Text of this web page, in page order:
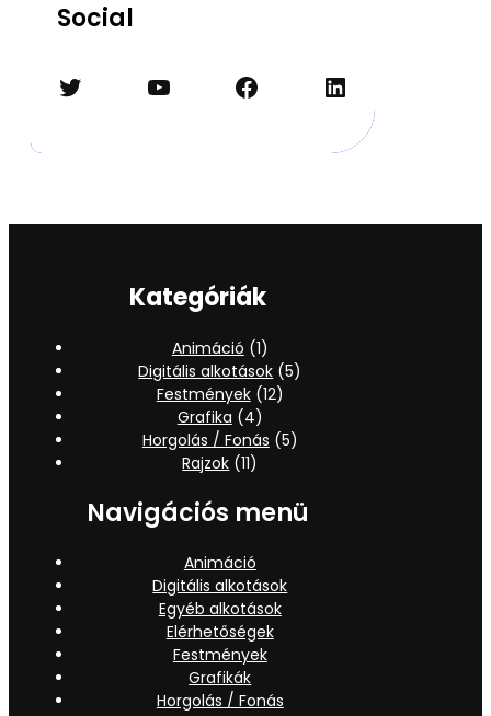
Social
Twitter YouTube Facebook LinkedIn
Kategóriák
Animáció (1)
Digitális alkotások (5)
Festmények(12)
Grafika (4)
Horgolás / Fonás (5)
Rajzok (11)
Navigációs menü
Animáció
Digitális alkotások
Egyéb alkotások
Elérhetőségek
Festmények
Grafikák
Horgolás / Fonás